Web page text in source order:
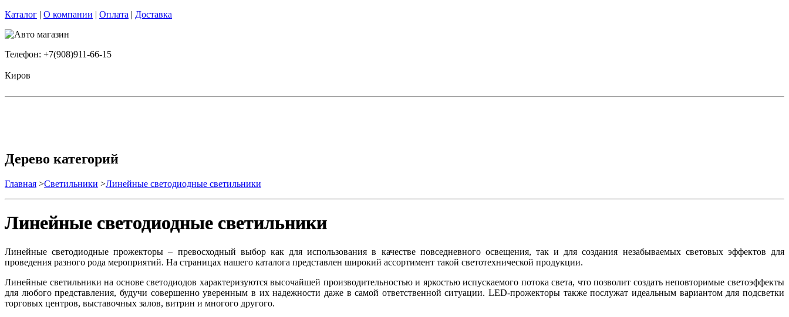
Каталог | О компании | Оплата | Доставка
Телефон: +7(908)911-66-15
Киров
Дерево категорий
Главная >Светильники >Линейные светодиодные светильники
Линейные светодиодные светильники
Линейные светодиодные прожекторы – превосходный выбор как для использования в качестве повседневного освещения, так и для создания незабываемых световых эффектов для
проведения разного рода мероприятий. На страницах нашего каталога представлен широкий ассортимент такой светотехнической продукции.
Линейные светильники на основе светодиодов характеризуются высочайшей производительностью и яркостью испускаемого потока света, что позволит создать неповторимые светоэффекты
для любого представления, будучи совершенно уверенным в их надежности даже в самой ответственной ситуации. LED-прожекторы также послужат идеальным вариантом для подсветки
торговых центров, выставочных залов, витрин и многого другого.